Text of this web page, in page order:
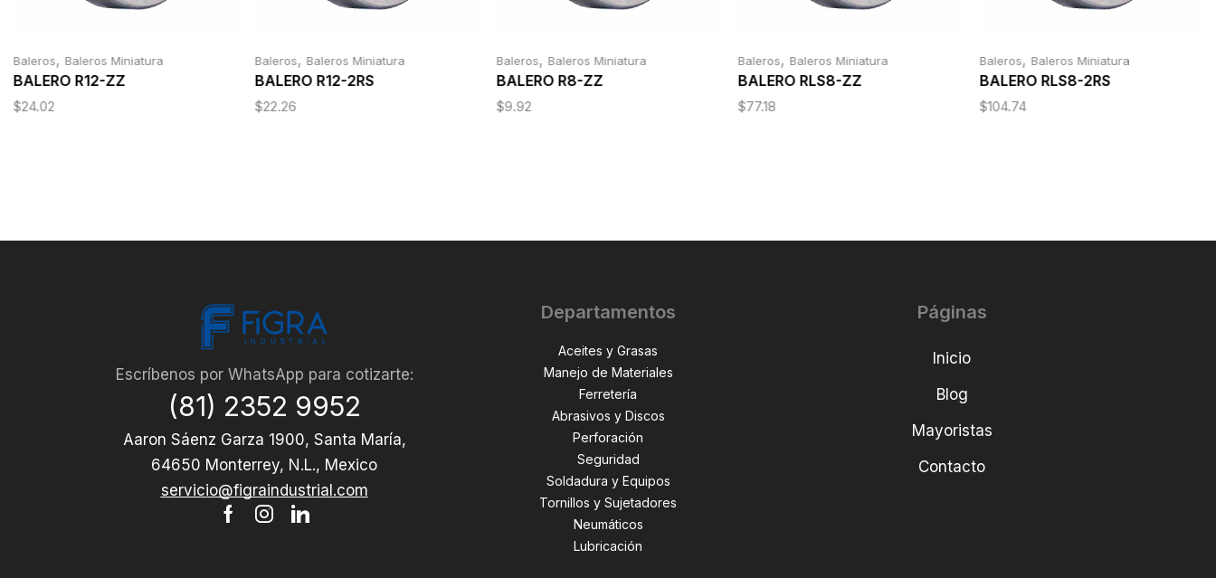
Baleros, Baleros Miniatura
BALERO R12-ZZ
$24.02
Baleros, Baleros Miniatura
BALERO R12-2RS
$22.26
Baleros, Baleros Miniatura
BALERO R8-ZZ
$9.92
Baleros, Baleros Miniatura
BALERO RLS8-ZZ
$77.18
Baleros, Baleros Miniatura
BALERO RLS8-2RS
$104.74
Escríbenos por WhatsApp para cotizarte:
(81) 2352 9952
Aaron Sáenz Garza 1900, Santa María,
64650 Monterrey, N.L., Mexico
servicio@figraindustrial.com
Departamentos
Aceites y Grasas
Manejo de Materiales
Ferretería
Abrasivos y Discos
Perforación
Seguridad
Soldadura y Equipos
Tornillos y Sujetadores
Neumáticos
Lubricación
Páginas
Inicio
Blog
Mayoristas
Contacto